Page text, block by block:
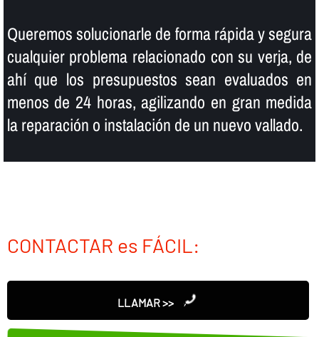
Queremos solucionarle de forma rápida y segura
cualquier problema relacionado con su verja, de
ahí­ que los presupuestos sean evaluados en
menos de 24 horas, agilizando en gran medida
la reparación o instalación de un nuevo vallado.
CONTACTAR es FÁCIL:
LLAMAR >>